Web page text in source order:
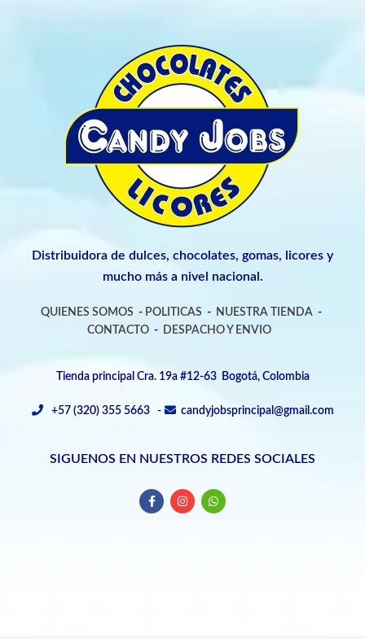
Distribuidora de dulces, chocolates, gomas, licores y
mucho más a nivel nacional.
QUIENES SOMOS - POLITICAS - NUESTRA TIENDA -
CONTACTO- DESPACHO Y ENVIO
Tienda principal Cra. 19a #12-63 Bogotá, Colombia
+57 (320) 355 5663 - candyjobsprincipal@gmail.com
SIGUENOS EN NUESTROS REDES SOCIALES